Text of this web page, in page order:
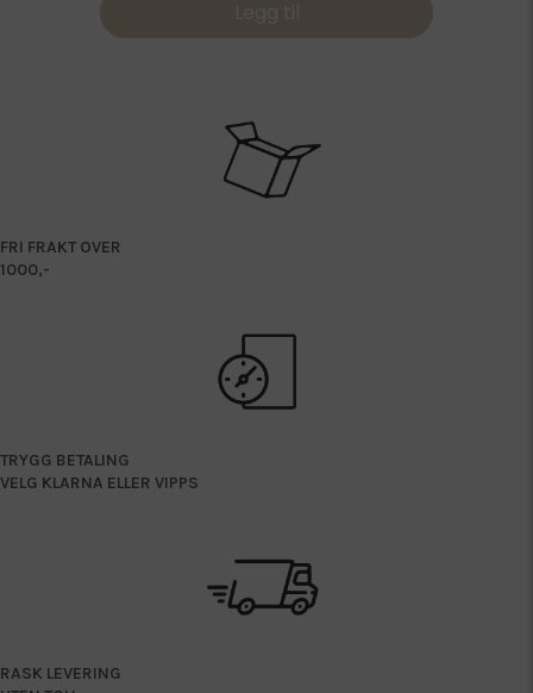
Legg til
FRI FRAKT OVER
1000,-
TRYGG BETALING
VELG KLARNA ELLER VIPPS
RASK LEVERING